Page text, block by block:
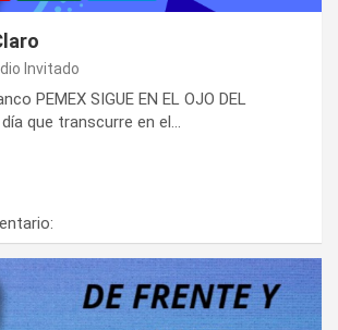
Invitado
PEMEX SIGUE EN EL OJO DEL
día que transcurre en el…